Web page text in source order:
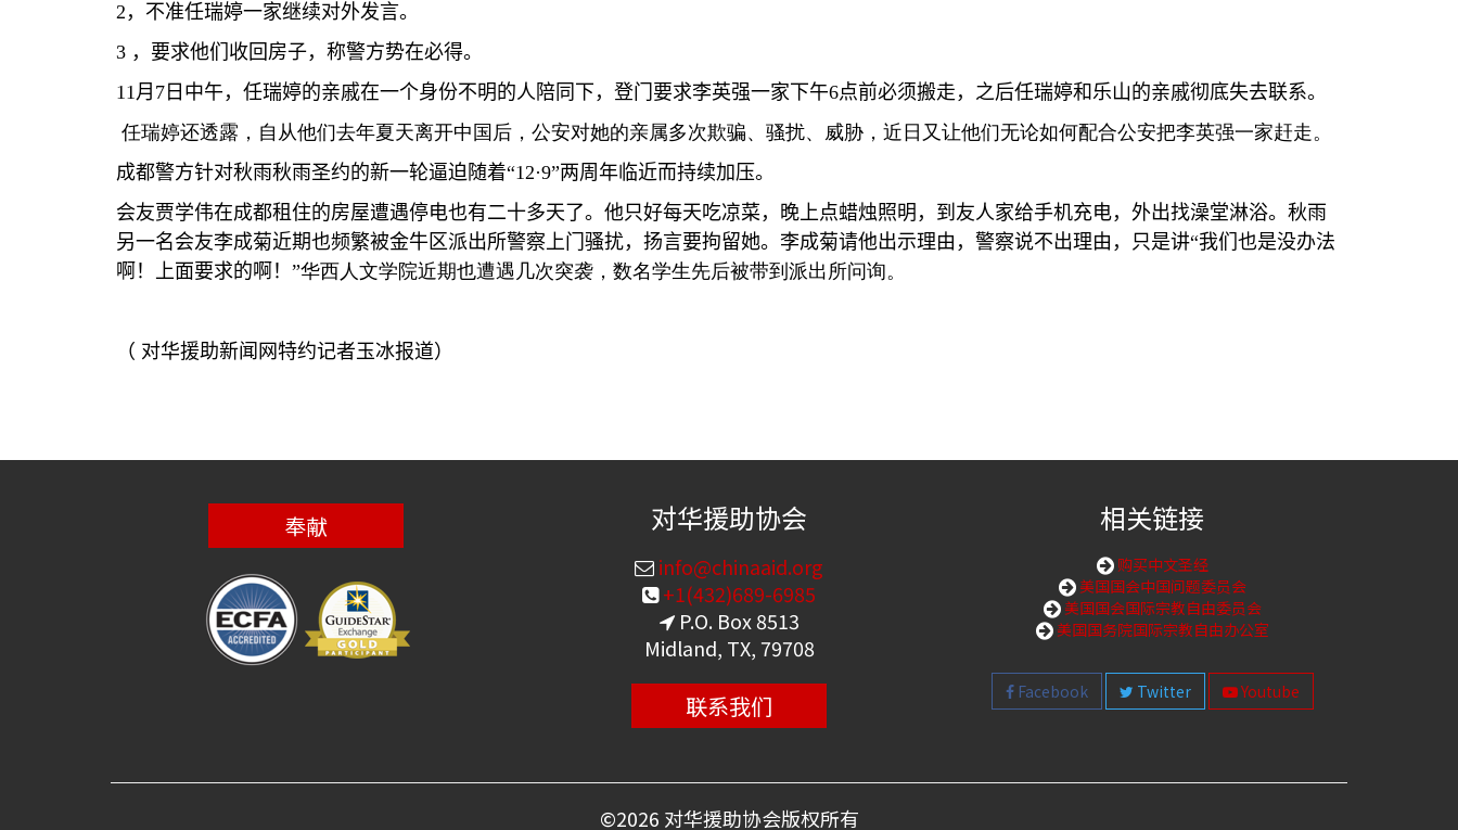
2 ，不准任瑞婷一家继续对外发言。
3 ，要求他们收回房子，称警方势在必得。
11月 7 日中午，任瑞婷的亲戚在一个身份不明的人陪同下，登门要求李英强一家下午6点前必须搬走，之后任瑞婷和乐山的亲戚彻底失去联系。
任瑞婷还透露，自从他们去年夏天离开中国后，公安对她的亲属多次欺骗、骚扰、威胁，近日又让他们无论如何配合公安把李英强一家赶走。
成都警方针对秋雨秋雨圣约的新一轮逼迫随着“12·9”两周年临近而持续加压。
会友贾学伟在成都租住的房屋遭遇停电也有二十多天了。他只好每天吃凉菜，晚上点蜡烛照明，到友人家给手机充电，外出找澡堂淋浴。秋雨
另一名会友李成菊近期也频繁被金牛区派出所警察上门骚扰，扬言要拘留她。李成菊请他出示理由，警察说不出理由，只是讲“我们也是没办法
啊！上面要求的啊！ ”华西人文学院近期也遭遇几次突袭，数名学生先后被带到派出所问询。
（ 对华援助新闻网特约记者玉冰报道）
奉献 对华援助协会
info@chinaaid.org
+1(432)689-6985
P.O. Box 8513
Midland, TX, 79708
联系我们
相关链接
购买中文圣经
美国国会中国问题委员会
美国国会国际宗教自由委员会
美国国务院国际宗教自由办公室
Facebook Twitter Youtube
©2026 对华援助协会版权所有